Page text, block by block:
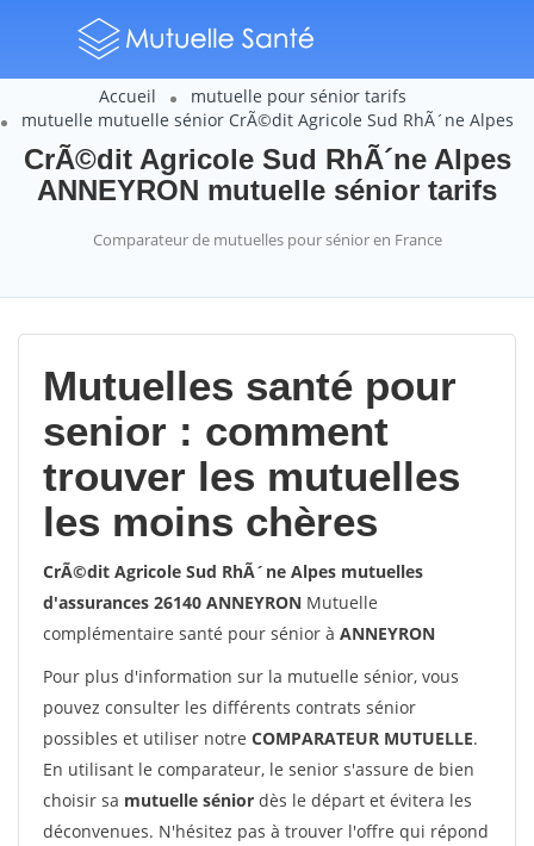
Accueil
mutuelle pour sénior tarifs
mutuelle mutuelle sénior CrÃ©dit Agricole Sud RhÃ´ne Alpes
CrÃ©dit Agricole Sud RhÃ´ne Alpes
ANNEYRON mutuelle sénior tarifs
Comparateur de mutuelles pour sénior en France
Mutuelles santé pour
senior : comment
trouver les mutuelles
les moins chères
CrÃ©dit Agricole Sud RhÃ´ne Alpes mutuelles
d'assurances 26140 ANNEYRON Mutuelle
complémentaire santé pour sénior à ANNEYRON
Pour plus d'information sur la mutuelle sénior, vous
pouvez consulter les différents contrats sénior
possibles et utiliser notre COMPARATEUR MUTUELLE.
En utilisant le comparateur, le senior s'assure de bien
choisir sa mutuelle sénior dès le départ et évitera les
déconvenues. N'hésitez pas à trouver l'offre qui répond